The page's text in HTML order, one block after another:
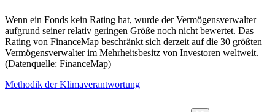
Wenn ein Fonds kein Rating hat, wurde der Vermögensverwalter
aufgrund seiner relativ geringen Größe noch nicht bewertet. Das
Rating von FinanceMap beschränkt sich derzeit auf die 30 größten
Vermögensverwalter im Mehrheitsbesitz von Investoren weltweit.
(Datenquelle: FinanceMap)
Methodik der Klimaverantwortung